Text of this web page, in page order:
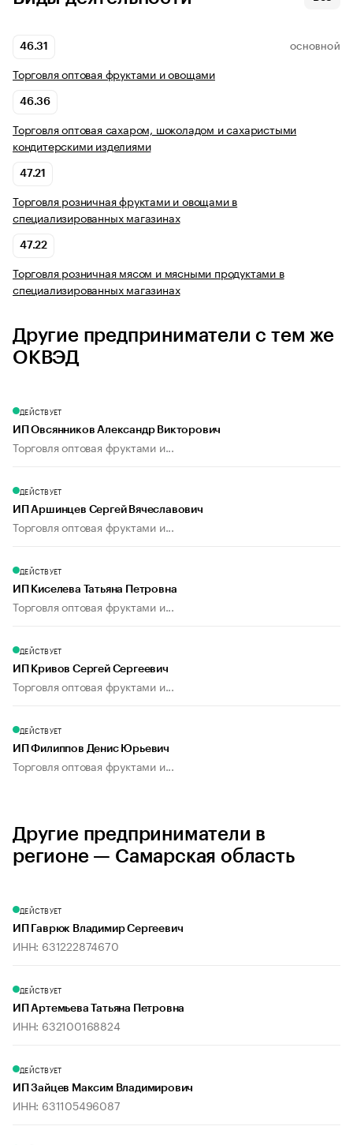
46.31 ОСНОВНОЙ
Торговля оптовая фруктами и овощами
46.36
Торговля оптовая сахаром, шоколадом и сахаристыми
кондитерскими изделиями
47.21
Торговля розничная фруктами и овощами в
специализированных магазинах
47.22
Торговля розничная мясом и мясными продуктами в
специализированных магазинах
Другие предприниматели с тем же
ОКВЭД
ДЕЙСТВУЕТ
ИП Овсянников Александр Викторович
Торговля оптовая фруктами и...
ДЕЙСТВУЕТ
ИП Аршинцев Сергей Вячеславович
Торговля оптовая фруктами и...
ДЕЙСТВУЕТ
ИП Киселева Татьяна Петровна
Торговля оптовая фруктами и...
ДЕЙСТВУЕТ
ИП Кривов Сергей Сергеевич
Торговля оптовая фруктами и...
ДЕЙСТВУЕТ
ИП Филиппов Денис Юрьевич
Торговля оптовая фруктами и...
Другие предприниматели в
регионе — Самарская область
ДЕЙСТВУЕТ
ИП Гаврюк Владимир Сергеевич
ИНН: 631222874670
ДЕЙСТВУЕТ
ИП Артемьева Татьяна Петровна
ИНН: 632100168824
ДЕЙСТВУЕТ
ИП Зайцев Максим Владимирович
ИНН: 631105496087